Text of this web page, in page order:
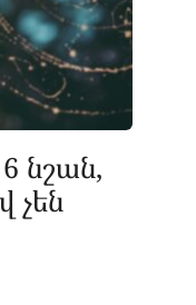
նշան,
չեն